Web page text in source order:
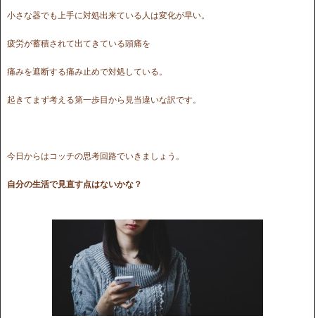
小さな器でも上手に対処出来ている人は変化が早い。
疲労が蓄積されて出てきている頭痛を
痛みを遮断する痛み止めで対処している。
起きてまず考える第一歩目から見当違いな訳です。
今日からはコッチの思考回路でいきましょう。
自分の生活で見直す点はないかな？